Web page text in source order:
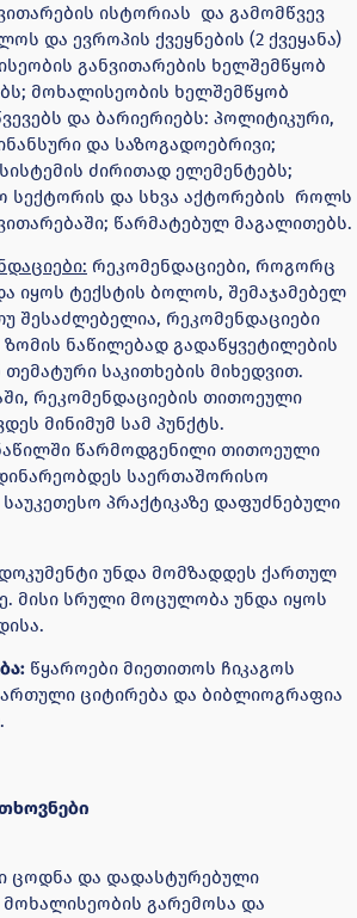
ისტორიას და გამომწვევ
და ევროპის ქვეყნების (2 ქვეყანა)
განვითარების ხელშემწყობ
მოხალისეობის ხელშემწყობ
და ბარიერიებს: პოლიტიკური,
და საზოგადოებრივი;
ძირითად ელემენტებს;
სექტორის და სხვა აქტორების როლს
წარმატებულ მაგალითებს.
რეკომენდაციები, როგორც
იყოს ტექსტის ბოლოს, შემაჯამებელ
შესაძლებელია, რეკომენდაციები
ნაწილებად გადაწყვეტილების
თემატური საკითხების მიხედვით.
რეკომენდაციების თითოეული
მინიმუმ სამ პუნქტს.
წარმოდგენილი თითოეული
საერთაშორისო
პრაქტიკაზე დაფუძნებული
დოკუმენტი უნდა მომზადდეს ქართულ
მისი სრული მოცულობა უნდა იყოს
წყაროები მიეთითოს ჩიკაგოს
ციტირება და ბიბლიოგრაფია
ცოდნა და დადასტურებული
გარემოსა და